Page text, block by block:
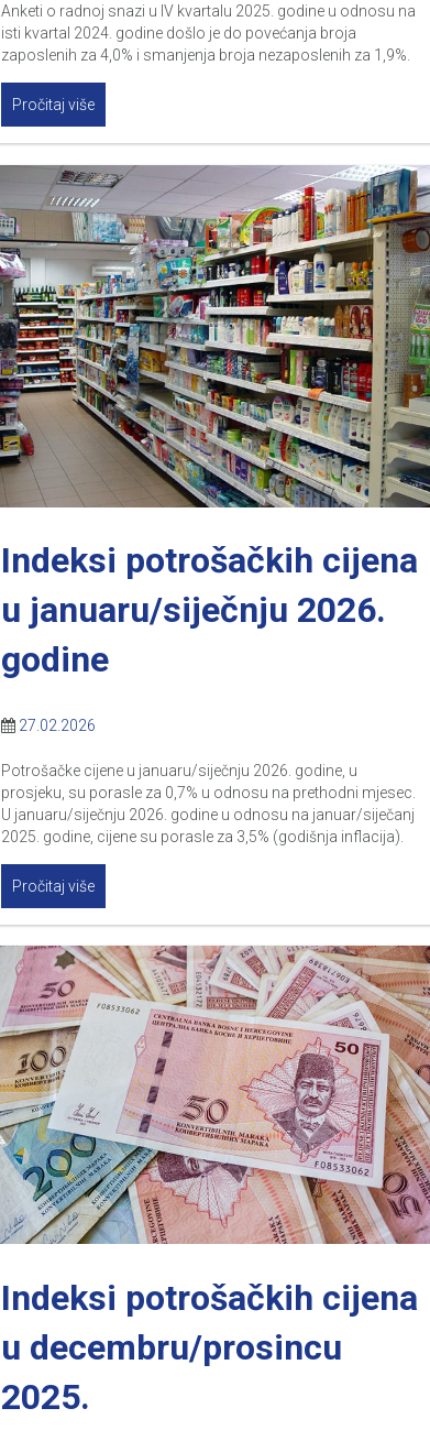
Anketi o radnoj snazi u IV kvartalu 2025. godine u odnosu na
isti kvartal 2024. godine došlo je do povećanja broja
zaposlenih za 4,0% i smanjenja broja nezaposlenih za 1,9%.
Pročitaj više
Indeksi potrošačkih cijena
u januaru/siječnju 2026.
godine
27.02.2026
Potrošačke cijene u januaru/siječnju 2026. godine, u
prosjeku, su porasle za 0,7% u odnosu na prethodni mjesec.
U januaru/siječnju 2026. godine u odnosu na januar/siječanj
2025. godine, cijene su porasle za 3,5% (godišnja inflacija).
Pročitaj više
Indeksi potrošačkih cijena
u decembru/prosincu
2025.